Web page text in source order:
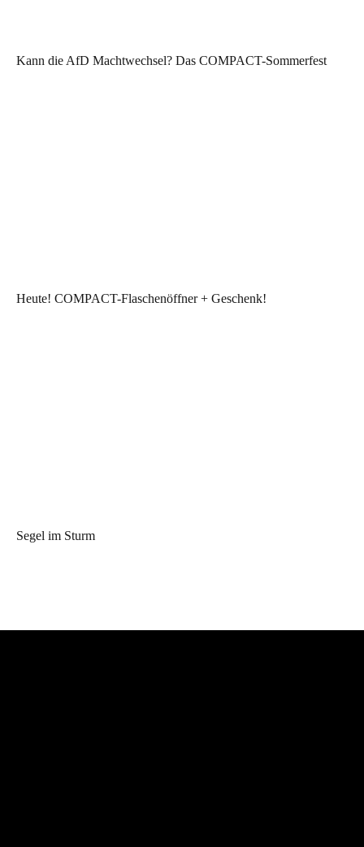
Kann die AfD Machtwechsel? Das COMPACT-Sommerfest
Heute! COMPACT-Flaschenöffner + Geschenk!
Segel im Sturm